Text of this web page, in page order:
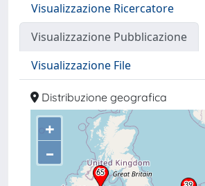
Visualizzazione Ricercatore
Visualizzazione Pubblicazione
Visualizzazione File
Distribuzione geografica
+
–